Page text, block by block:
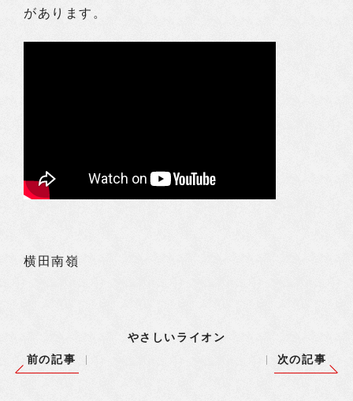
があります。
横田南嶺
やさしいライオン
前の記事
次の記事